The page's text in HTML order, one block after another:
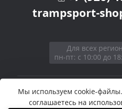
trampsport-
Для всех
пн-пт: с 10:00 до
© 2026.
Мы используем cookie-
соглашаетесь на